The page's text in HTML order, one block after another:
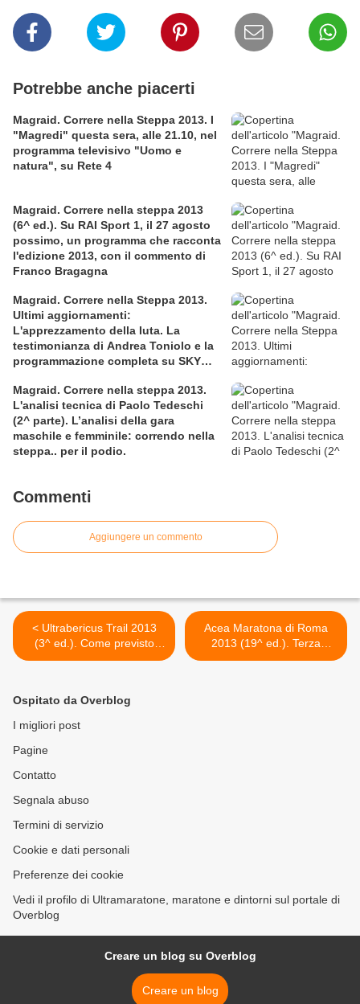
Potrebbe anche piacerti
Magraid. Correre nella Steppa 2013. I
"Magredi" questa sera, alle 21.10, nel
programma televisivo "Uomo e
natura", su Rete 4
Magraid. Correre nella steppa 2013
(6^ ed.). Su RAI Sport 1, il 27 agosto
possimo, un programma che racconta
l'edizione 2013, con il commento di
Franco Bragagna
Magraid. Correre nella Steppa 2013.
Ultimi aggiornamenti:
L'apprezzamento della Iuta. La
testimonianza di Andrea Toniolo e la
programmazione completa su SKY
Magraid. Correre nella steppa 2013.
L'analisi tecnica di Paolo Tedeschi
(2^ parte). L’analisi della gara
maschile e femminile: correndo nella
steppa.. per il podio.
Commenti
Aggiungere un commento
< Ultrabericus Trail 2013
(3^ ed.). Come previsto
dalle 15.30 si sono
Moretton (La Fuma Team).
Nella gara rosa s'impone
Maria Chiara Parigi
Acea Maratona di Roma
2013 (19^ ed.). Terza
vittoria per Alex Zanardi >
Ospitato da Overblog
I migliori post
Pagine
Contatto
Segnala abuso
Termini di servizio
Cookie e dati personali
Preferenze dei cookie
Vedi il profilo di Ultramaratone, maratone e dintorni sul portale di
Overblog
Creare un blog su Overblog
Creare un blog